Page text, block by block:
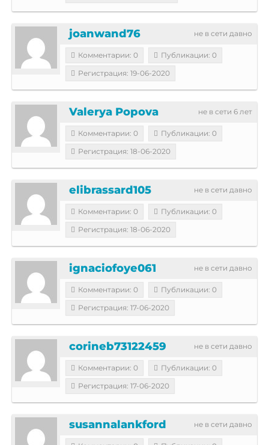
не в сети давно
joanwand76
Комментарии: 0
Публикации: 0
Регистрация: 19-06-2020
не в сети 6 лет
Valerya Popova
Комментарии: 0
Публикации: 0
Регистрация: 18-06-2020
не в сети давно
elibrassard105
Комментарии: 0
Публикации: 0
Регистрация: 18-06-2020
не в сети давно
ignaciofoye061
Комментарии: 0
Публикации: 0
Регистрация: 17-06-2020
не в сети давно
corineb73122459
Комментарии: 0
Публикации: 0
Регистрация: 17-06-2020
не в сети давно
susannalankford